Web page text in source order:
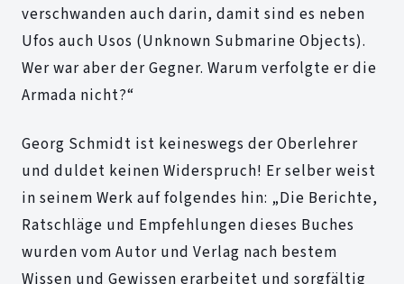
verschwanden auch darin, damit sind es neben
Ufos auch Usos (Unknown Submarine Objects).
Wer war aber der Gegner. Warum verfolgte er die
Armada nicht?“
Georg Schmidt ist keineswegs der Oberlehrer
und duldet keinen Widerspruch! Er selber weist
in seinem Werk auf folgendes hin: „Die Berichte,
Ratschläge und Empfehlungen dieses Buches
wurden vom Autor und Verlag nach bestem
Wissen und Gewissen erarbeitet und sorgfältig